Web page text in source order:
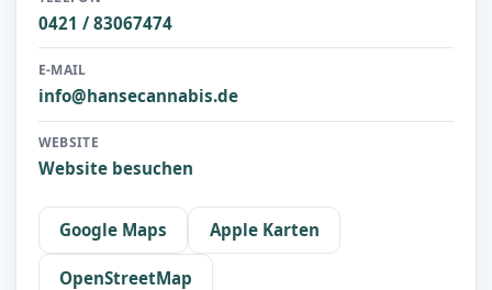
0421 / 83067474
E-MAIL
info@hansecannabis.de
WEBSITE
Website besuchen
Google Maps Apple Karten
OpenStreetMap